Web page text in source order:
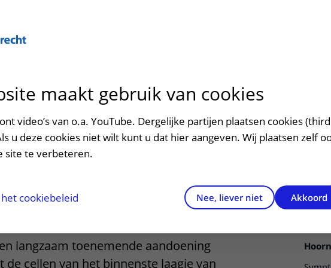
patiëntportaal
het ziekenhuis
en voorzieningen
en veiligheid
Contact en route
Contactgegevens
Contact met polikliniek
Verwijzers
Teleconsult aanvragen
Zorgverlenersportaal
van
langzaam toenemende aandoening
cellen van het binnenste laagje van
maakt gebruik van cookies
video’s van o.a. YouTube. Dergelijke partijen plaatsen cookies (third
u deze cookies niet wilt kunt u dat hier aangeven. Wij plaatsen zelf
site te verbeteren.
cookiebeleid Nee, liever niet Akkoord